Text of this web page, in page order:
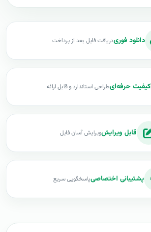
دانلود فوریدریافت فایل بعد از پرداخت
کیفیت حرفه‌ایطراحی استاندارد و قابل ارائه
قابل ویرایشویرایش آسان فایل
پشتیبانی اختصاصیپاسخگویی سریع